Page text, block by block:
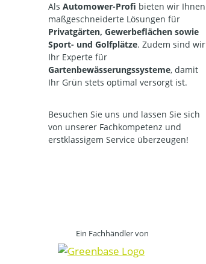
Als Automower-Profi bieten wir Ihnen
maßgeschneiderte Lösungen für
Privatgärten, Gewerbeflächen sowie
Sport- und Golfplätze. Zudem sind wir
Ihr Experte für
Gartenbewässerungssysteme, damit
Ihr Grün stets optimal versorgt ist.
Besuchen Sie uns und lassen Sie sich
von unserer Fachkompetenz und
erstklassigem Service überzeugen!
Ein Fachhändler von